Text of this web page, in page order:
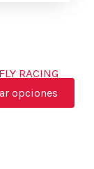
RACING
opciones